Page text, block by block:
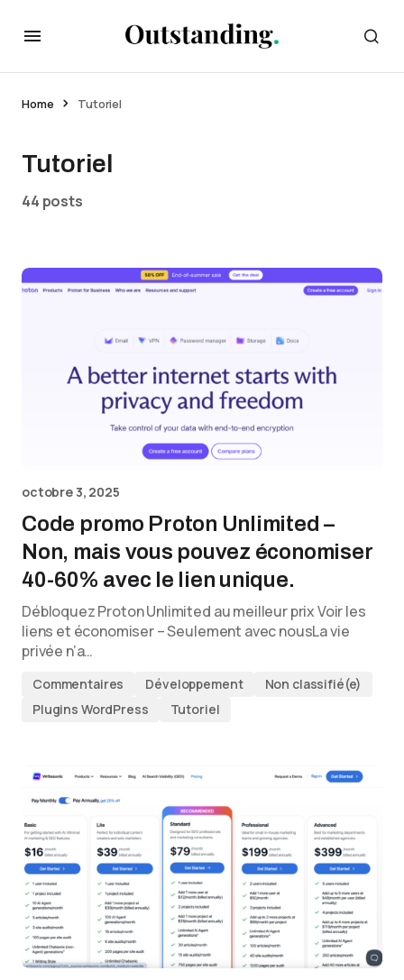
Home Tutoriel
Tutoriel
44 posts
octobre 3, 2025
Code promo Proton Unlimited –
Non, mais vous pouvez économiser
40-60% avec le lien unique.
Débloquez Proton Unlimited au meilleur prix Voir les
liens et économiser – Seulement avec nousLa vie
privée n’a…
Commentaires Développement
Non classifié(e)
Plugins WordPress
Tutoriel